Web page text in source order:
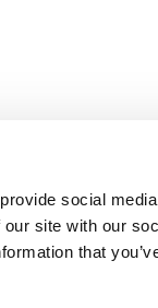
social
site with our
that